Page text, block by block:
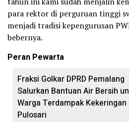
para rektor di perguruan tinggi
menjadi tradisi kepengurusan
bebernya.
Peran Pewarta
Fraksi Golkar DPRD Pemalang
Salurkan Bantuan Air Bersih
Warga Terdampak Kekeringan
Pulosari